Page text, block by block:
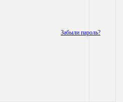
Забыли пароль?